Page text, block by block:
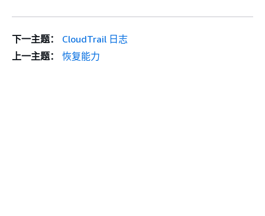
下一主题：
CloudTrail 日志
上一主题：
恢复能力